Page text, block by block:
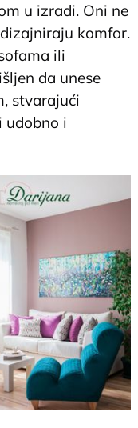
u izradi. Oni ne
komfor.
ili
da unese
stvarajući
udobno i